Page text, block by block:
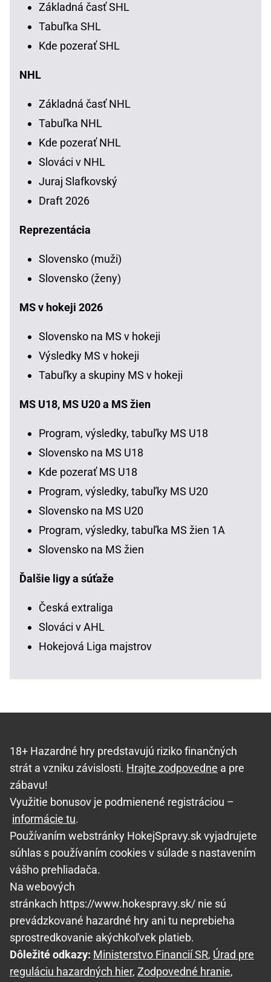
Základná časť SHL
Tabuľka SHL
Kde pozerať SHL
NHL
Základná časť NHL
Tabuľka NHL
Kde pozerať NHL
Slováci v NHL
Juraj Slafkovský
Draft 2026
Reprezentácia
Slovensko (muži)
Slovensko (ženy)
MS v hokeji 2026
Slovensko na MS v hokeji
Výsledky MS v hokeji
Tabuľky a skupiny MS v hokeji
MS U18, MS U20 a MS žien
Program, výsledky, tabuľky MS U18
Slovensko na MS U18
Kde pozerať MS U18
Program, výsledky, tabuľky MS U20
Slovensko na MS U20
Program, výsledky, tabuľka MS žien 1A
Slovensko na MS žien
Ďalšie ligy a súťaže
Česká extraliga
Slováci v AHL
Hokejová Liga majstrov
18+ Hazardné hry predstavujú riziko finančných
strát a vzniku závislosti. Hrajte zodpovedne a pre
zábavu!
Využitie bonusov je podmienené registráciou –
informácie tu.
Používaním webstránky HokejSpravy.sk vyjadrujete
súhlas s používaním cookies v súlade s nastavením
vášho prehliadača.
Na webových
stránkach https://www.hokespravy.sk/ nie sú
prevádzkované hazardné hry ani tu neprebieha
sprostredkovanie akýchkoľvek platieb.
Dôležité odkazy: Ministerstvo Financií SR, Úrad pre
reguláciu hazardných hier, Zodpovedné hranie,